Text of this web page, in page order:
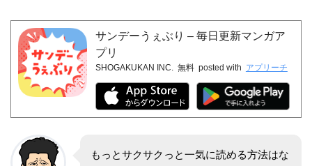
サンデーうぇぶり – 毎日更新マンガア
プリ
SHOGAKUKAN INC. 無料 posted with アプリーチ
もっとサクサクっと一気に読める方法はな